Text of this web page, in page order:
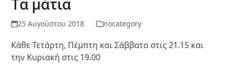
Τα μάτια
25 Αυγούστου 2018 nocategory
Κάθε Τετάρτη, Πέμπτη και Σάββατο στις 21.15 και
την Κυριακή στις 19.00